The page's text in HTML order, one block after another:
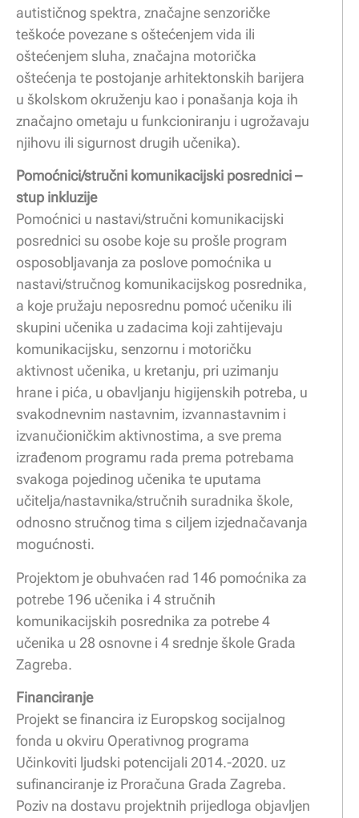
autističnog spektra, značajne senzoričke
teškoće povezane s oštećenjem vida ili
oštećenjem sluha, značajna motorička
oštećenja te postojanje arhitektonskih barijera
u školskom okruženju kao i ponašanja koja ih
značajno ometaju u funkcioniranju i ugrožavaju
njihovu ili sigurnost drugih učenika).
Pomoćnici/stručni komunikacijski posrednici –
stup inkluzije
Pomoćnici u nastavi/stručni komunikacijski
posrednici su osobe koje su prošle program
osposobljavanja za poslove pomoćnika u
nastavi/stručnog komunikacijskog posrednika,
a koje pružaju neposrednu pomoć učeniku ili
skupini učenika u zadacima koji zahtijevaju
komunikacijsku, senzornu i motoričku
aktivnost učenika, u kretanju, pri uzimanju
hrane i pića, u obavljanju higijenskih potreba, u
svakodnevnim nastavnim, izvannastavnim i
izvanučioničkim aktivnostima, a sve prema
izrađenom programu rada prema potrebama
svakoga pojedinog učenika te uputama
učitelja/nastavnika/stručnih suradnika škole,
odnosno stručnog tima s ciljem izjednačavanja
mogućnosti.
Projektom je obuhvaćen rad 146 pomoćnika za
potrebe 196 učenika i 4 stručnih
komunikacijskih posrednika za potrebe 4
učenika u 28 osnovne i 4 srednje škole Grada
Zagreba.
Financiranje
Projekt se financira iz Europskog socijalnog
fonda u okviru Operativnog programa
Učinkoviti ljudski potencijali 2014.-2020. uz
sufinanciranje iz Proračuna Grada Zagreba.
Poziv na dostavu projektnih prijedloga objavljen